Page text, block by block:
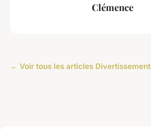
Clémence
← Voir tous les articles Divertissement